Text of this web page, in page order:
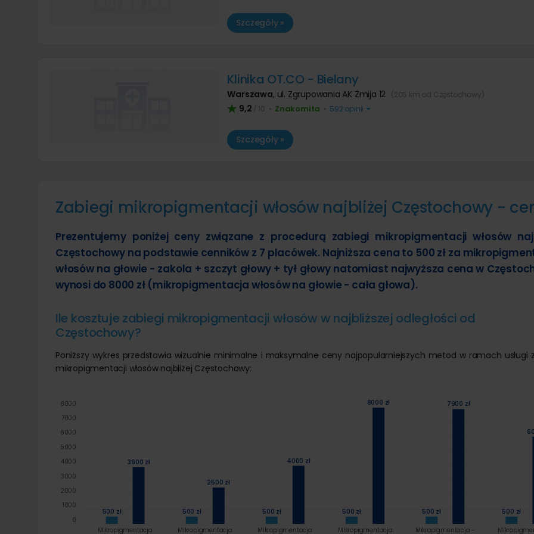
Szczegóły »
Klinika OT.CO - Bielany
Warszawa, ul. Zgrupowania AK Żmija 12 (205 km od Częstochowy)
9,2 / 10 • Znakomita • 592 opinii
Szczegóły »
Zabiegi mikropigmentacji włosów najbliżej Częstochowy -
Prezentujemy poniżej ceny związane z procedurą zabiegi mikropigmentacji włosów
Częstochowy na podstawie cenników z 7 placówek. Najniższa cena to 500 zł za
włosów na głowie - zakola + szczyt głowy + tył głowy natomiast najwyższa cena w
wynosi do 8000 zł (mikropigmentacja włosów na głowie - cała głowa).
Ile kosztuje zabiegi mikropigmentacji włosów w najbliższej odległości od
Częstochowy?
Poniższy wykres przedstawia wizualnie minimalne i maksymalne ceny najpopularniejszych metod w ramach usługi
mikropigmentacji włosów najbliżej Częstochowy:
500 zł 500 zł 500 zł 500 zł 500 zł 500 zł
3900 zł
2500 zł
4000 zł
8000 zł 7900 zł
Mikropigmentacja
Mikropigmentacja
Mikropigmentacja
Mikropigmentacja
Mikropigmentacja -
0
1000
2000
3000
4000
5000
6000
7000
8000